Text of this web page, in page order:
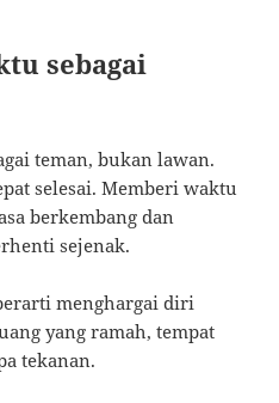
sebagai
teman, bukan lawan.
selesai. Memberi waktu
berkembang dan
sejenak.
menghargai diri
yang ramah, tempat
tekanan.